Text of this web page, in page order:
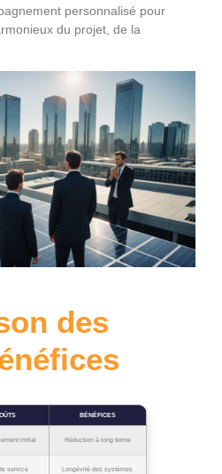
personnalisé pour
du projet, de la
des
BÉNÉFICES
initial Réduction à long terme
service Longévité des systèmes